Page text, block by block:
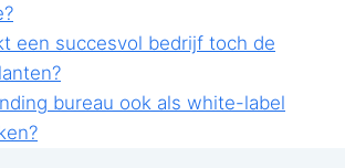
een succesvol bedrijf toch de
bureau ook als white-label